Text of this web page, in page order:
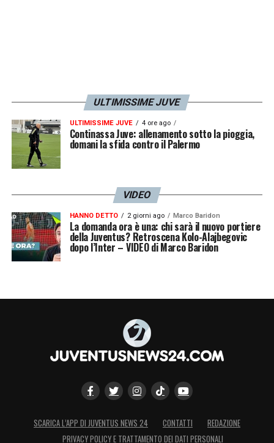
ULTIMISSIME JUVE
ULTIMISSIME JUVE 4 ore ago
Continassa Juve: allenamento sotto la pioggia,
domani la sfida contro il Palermo
VIDEO
HANNO DETTO 2 giorni ago Marco Baridon
La domanda ora è una: chi sarà il nuovo portiere
della Juventus? Retroscena Kolo-Alajbegovic
dopo l’Inter – VIDEO di Marco Baridon
SCARICA L’APP DI JUVENTUS NEWS 24 CONTATTI
REDAZIONE
PRIVACY POLICY E TRATTAMENTO DEI DATI PERSONALI